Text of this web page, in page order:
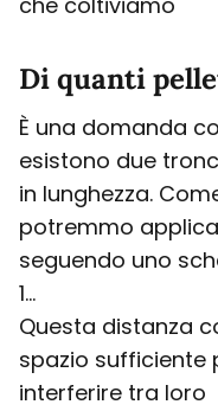
Di quanti
È una domanda
esistono due
in lunghezza.
potremmo
seguendo uno
1...
Questa distanza
spazio sufficiente
interferire tra loro